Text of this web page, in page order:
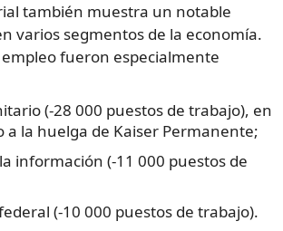
también muestra un notable
varios segmentos de la economía.
empleo fueron especialmente
(-28 000 puestos de trabajo), en
a la huelga de Kaiser Permanente;
información (-11 000 puestos de
(-10 000 puestos de trabajo).